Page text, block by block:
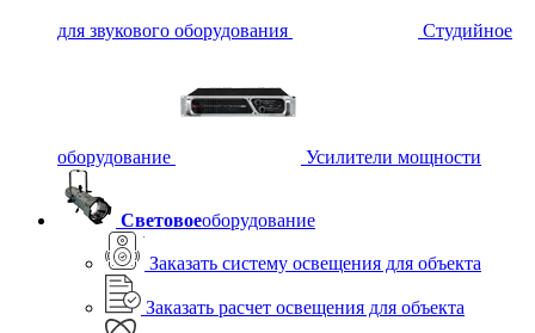
для звукового оборудования Студийное
оборудование Усилители мощности
Световоеоборудование
Заказать систему освещения для объекта
Заказать расчет освещения для объекта